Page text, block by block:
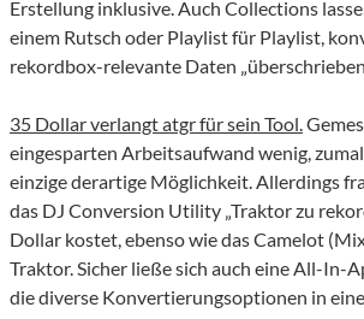
Erstellung inklusive. Auch Collections
einem Rutsch oder Playlist für Playlist,
rekordbox-relevante Daten
35 Dollar verlangt atgr für sein Tool.
eingesparten Arbeitsaufwand wenig,
einzige derartige Möglichkeit. Allerdings
das DJ Conversion Utility „Traktor zu
Dollar kostet, ebenso wie das Camelot
Traktor. Sicher ließe sich auch eine All-In-
die diverse Konvertierungsoptionen in